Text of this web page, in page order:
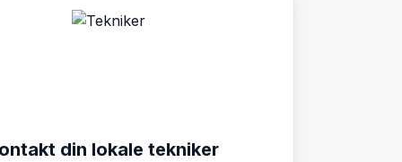
din lokale tekniker